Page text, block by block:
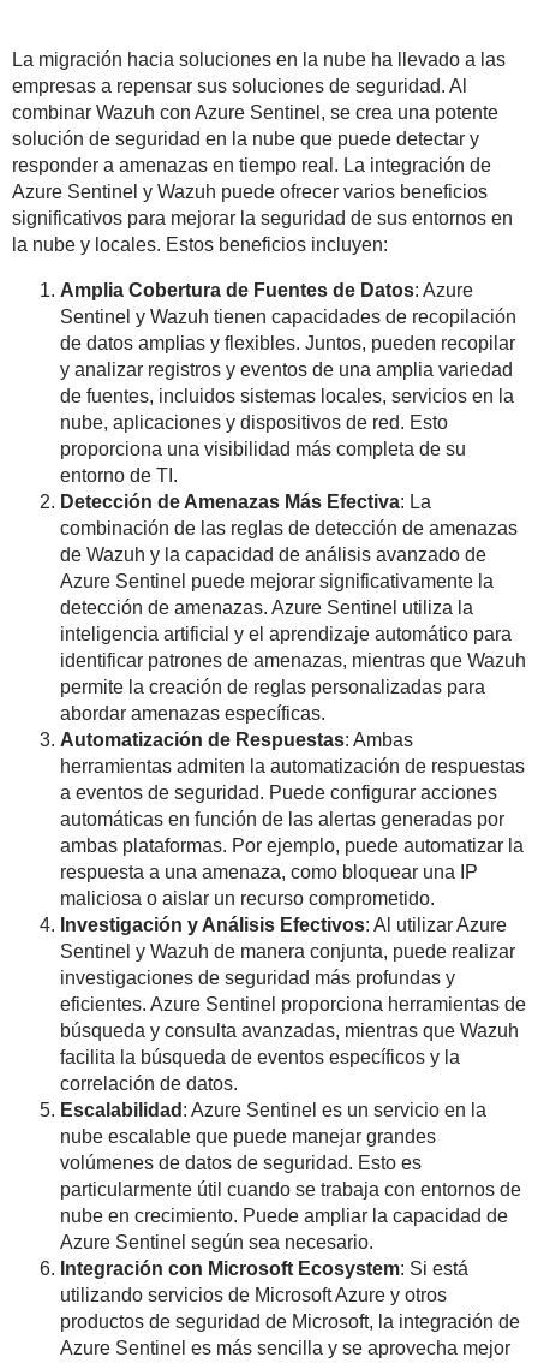
La migración hacia soluciones en la nube ha llevado a las
empresas a repensar sus soluciones de seguridad. Al
combinar Wazuh con Azure Sentinel, se crea una potente
solución de seguridad en la nube que puede detectar y
responder a amenazas en tiempo real. La integración de
Azure Sentinel y Wazuh puede ofrecer varios beneficios
significativos para mejorar la seguridad de sus entornos en
la nube y locales. Estos beneficios incluyen:
Amplia Cobertura de Fuentes de Datos: Azure
Sentinel y Wazuh tienen capacidades de recopilación
de datos amplias y flexibles. Juntos, pueden recopilar
y analizar registros y eventos de una amplia variedad
de fuentes, incluidos sistemas locales, servicios en la
nube, aplicaciones y dispositivos de red. Esto
proporciona una visibilidad más completa de su
entorno de TI.
Detección de Amenazas Más Efectiva: La
combinación de las reglas de detección de amenazas
de Wazuh y la capacidad de análisis avanzado de
Azure Sentinel puede mejorar significativamente la
detección de amenazas. Azure Sentinel utiliza la
inteligencia artificial y el aprendizaje automático para
identificar patrones de amenazas, mientras que Wazuh
permite la creación de reglas personalizadas para
abordar amenazas específicas.
Automatización de Respuestas: Ambas
herramientas admiten la automatización de respuestas
a eventos de seguridad. Puede configurar acciones
automáticas en función de las alertas generadas por
ambas plataformas. Por ejemplo, puede automatizar la
respuesta a una amenaza, como bloquear una IP
maliciosa o aislar un recurso comprometido.
Investigación y Análisis Efectivos: Al utilizar Azure
Sentinel y Wazuh de manera conjunta, puede realizar
investigaciones de seguridad más profundas y
eficientes. Azure Sentinel proporciona herramientas de
búsqueda y consulta avanzadas, mientras que Wazuh
facilita la búsqueda de eventos específicos y la
correlación de datos.
Escalabilidad : Azure Sentinel es un servicio en la
nube escalable que puede manejar grandes
volúmenes de datos de seguridad. Esto es
particularmente útil cuando se trabaja con entornos de
nube en crecimiento. Puede ampliar la capacidad de
Azure Sentinel según sea necesario.
Integración con Microsoft Ecosystem: Si está
utilizando servicios de Microsoft Azure y otros
productos de seguridad de Microsoft, la integración de
Azure Sentinel es más sencilla y se aprovecha mejor